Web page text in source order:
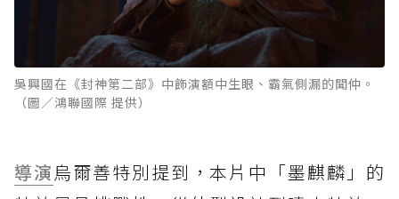
吳興國在《封神第二部》中飾演額中生眼、霸氣側漏的聞仲。
（圖／鴻聯國際 提供）
導演烏爾善特別提到，本片中「墨麒麟」的